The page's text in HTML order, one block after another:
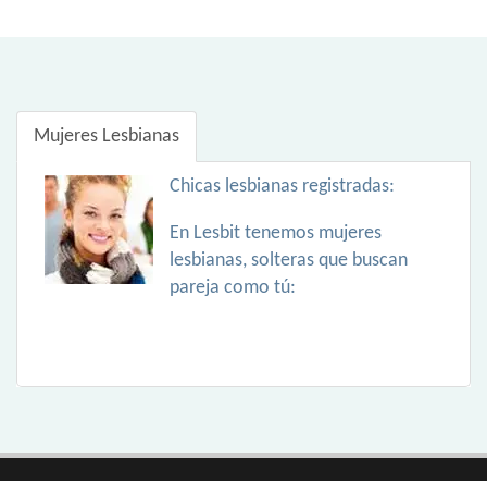
Mujeres Lesbianas
Chicas lesbianas registradas:
En Lesbit tenemos mujeres
lesbianas, solteras que buscan
pareja como tú: